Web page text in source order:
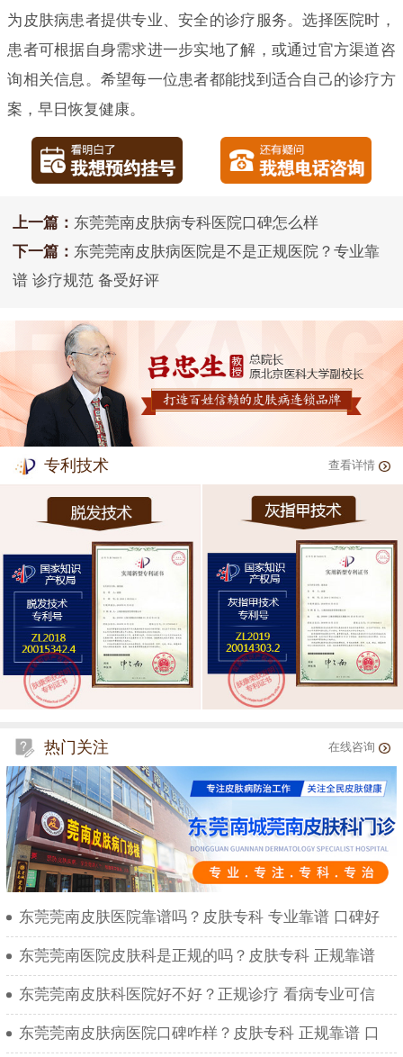
为皮肤病患者提供专业、安全的诊疗服务。选择医院时，
患者可根据自身需求进一步实地了解，或通过官方渠道咨
询相关信息。希望每一位患者都能找到适合自己的诊疗方
案，早日恢复健康。
上一篇： 东莞莞南皮肤病专科医院口碑怎么样
下一篇： 东莞莞南皮肤病医院是不是正规医院？专业靠
谱 诊疗规范 备受好评
专利技术 查看详情
热门关注 在线咨询
东莞莞南皮肤医院靠谱吗？皮肤专科 专业靠谱 口碑好
东莞莞南医院皮肤科是正规的吗？皮肤专科 正规靠谱
东莞莞南皮肤科医院好不好？正规诊疗 看病专业可信
东莞莞南皮肤病医院口碑咋样？皮肤专科 正规靠谱 口